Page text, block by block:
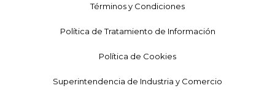
Términos y Condiciones
Política de Tratamiento de Información
Política de Cookies
Superintendencia de Industria y Comercio